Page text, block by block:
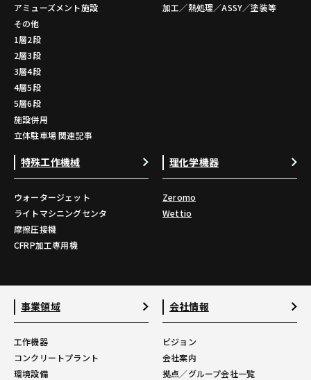
アミューズメント施設
その他
1層2段
2層3段
3層4段
4層5段
5層6段
施設併用
立体駐車場 関連記事
加工／熱処理／ASSY／塗装等
特殊工作機械
ウォータージェット
ライトマシニングセンタ
摩擦圧接機
CFRP加工専用機
理化学機器
Zeromo
Wettio
事業領域
工作機器
コンクリートプラント
環境設備
会社情報
ビジョン
会社案内
拠点／グループ会社一覧